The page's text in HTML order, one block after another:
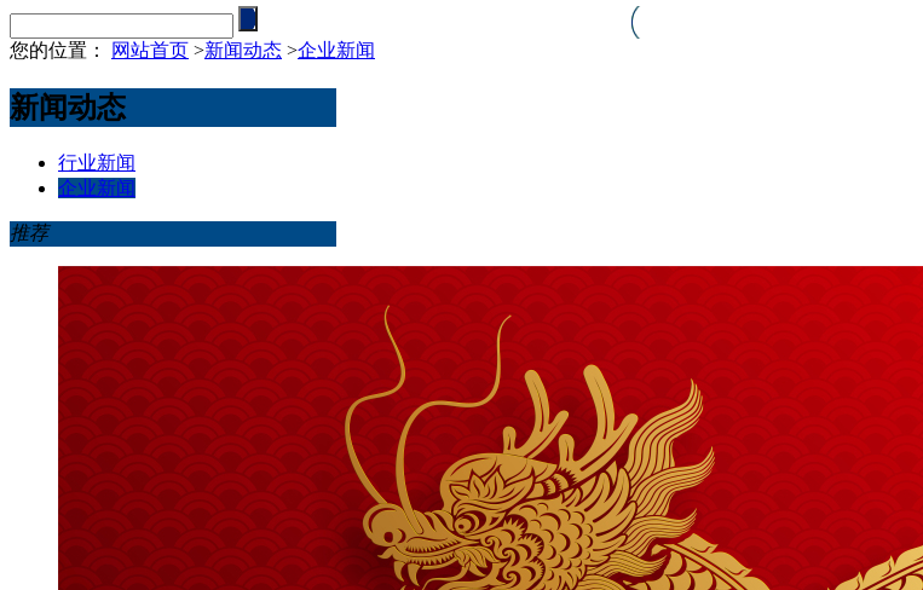
您的位置： 网站首页 >新闻动态 >企业新闻
新闻动态
行业新闻
企业新闻
推荐